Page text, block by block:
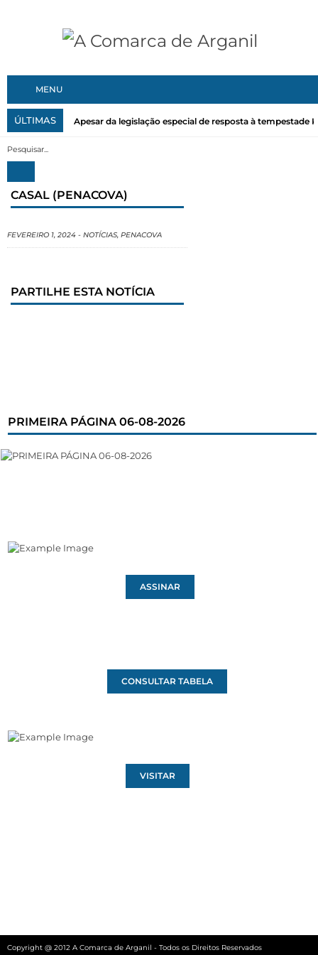
MENU
ÚLTIMAS Apesar da legislação especial de resposta à tempestade
CASAL (PENACOVA)
FEVEREIRO 1, 2024 - NOTÍCIAS, PENACOVA
PARTILHE ESTA NOTÍCIA
PRIMEIRA PÁGINA 06-08-2026
ASSINAR
CONSULTAR TABELA
VISITAR
Copyright @ 2012 A Comarca de Arganil - Todos os Direitos Reservados